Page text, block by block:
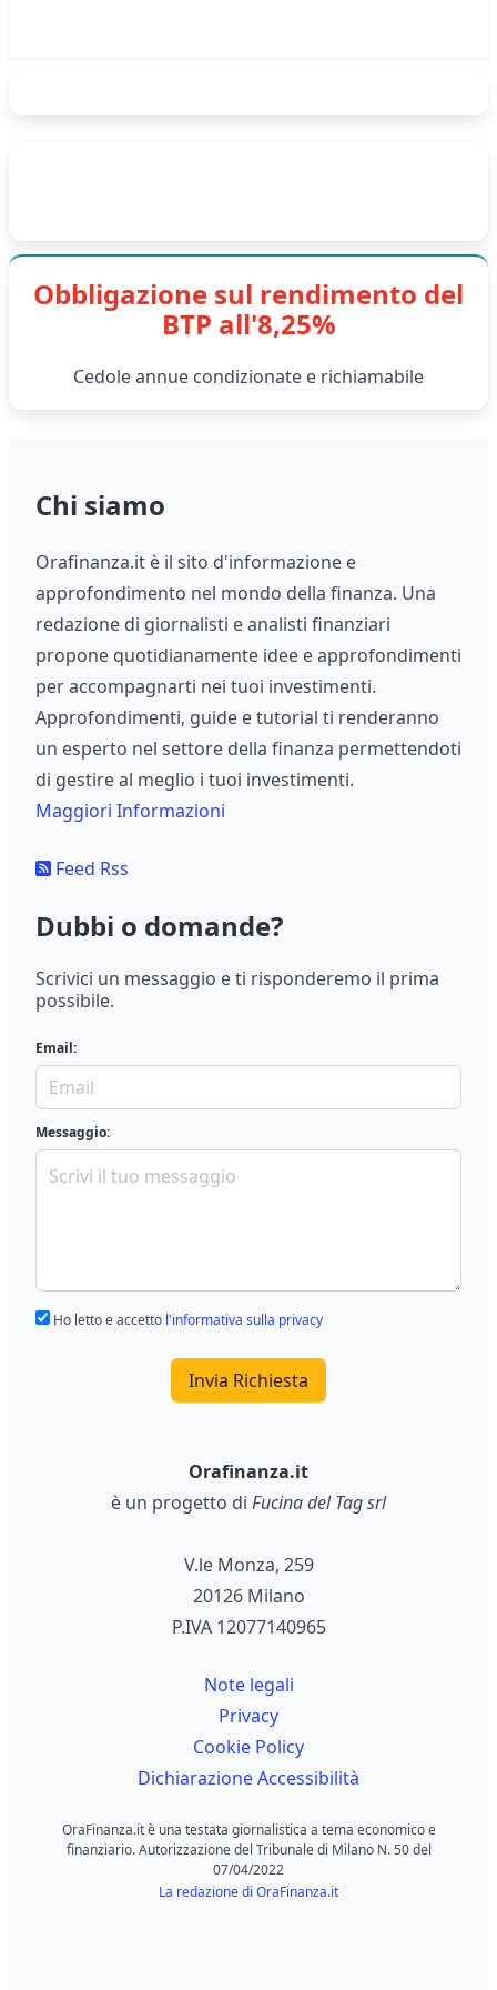
Obbligazione sul rendimento del
BTP all'8,25%
Cedole annue condizionate e richiamabile
Chi siamo
Orafinanza.it è il sito d'informazione e
approfondimento nel mondo della finanza. Una
redazione di giornalisti e analisti finanziari
propone quotidianamente idee e approfondimenti
per accompagnarti nei tuoi investimenti.
Approfondimenti, guide e tutorial ti renderanno
un esperto nel settore della finanza permettendoti
di gestire al meglio i tuoi investimenti.
Maggiori Informazioni
Feed Rss
Dubbi o domande?
Scrivici un messaggio e ti risponderemo il prima
possibile.
Email:
Messaggio:
Ho letto e accetto l'informativa sulla privacy
Invia Richiesta
Orafinanza.it
è un progetto di Fucina del Tag srl
V.le Monza, 259
20126 Milano
P.IVA 12077140965
Note legali
Privacy
Cookie Policy
Dichiarazione Accessibilità
OraFinanza.it è una testata giornalistica a tema economico e
finanziario. Autorizzazione del Tribunale di Milano N. 50 del
07/04/2022
La redazione di OraFinanza.it